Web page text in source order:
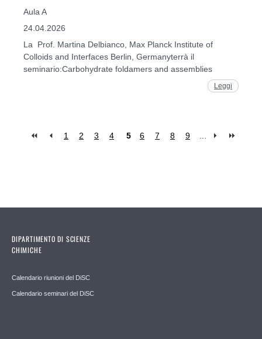
Aula A
24.04.2026
La Prof. Martina Delbianco, Max Planck Institute of
Colloids and Interfaces Berlin, Germanyterrà il
seminario:Carbohydrate foldamers and assemblies
Leggi
1 2 3 4 5 6 7 8 9
DIPARTIMENTO DI SCIENZE
CHIMICHE
Calendario riunioni del DiSC
Calendario seminari del DiSC